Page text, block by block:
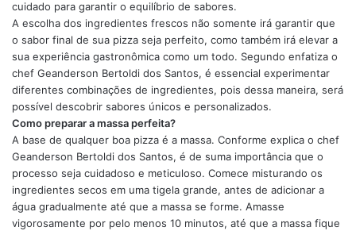
cuidado para garantir o equilíbrio de sabores.
A escolha dos ingredientes frescos não somente irá garantir que
o sabor final de sua pizza seja perfeito, como também irá elevar a
sua experiência gastronômica como um todo. Segundo enfatiza o
chef Geanderson Bertoldi dos Santos, é essencial experimentar
diferentes combinações de ingredientes, pois dessa maneira, será
possível descobrir sabores únicos e personalizados.
Como preparar a massa perfeita?
A base de qualquer boa pizza é a massa. Conforme explica o chef
Geanderson Bertoldi dos Santos, é de suma importância que o
processo seja cuidadoso e meticuloso. Comece misturando os
ingredientes secos em uma tigela grande, antes de adicionar a
água gradualmente até que a massa se forme. Amasse
vigorosamente por pelo menos 10 minutos, até que a massa fique